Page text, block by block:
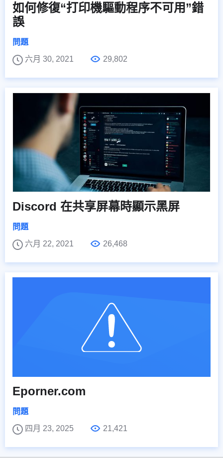
如何修復“打印機驅動程序不可用”錯
誤
問題
六月 30, 2021
29,802
Discord 在共享屏幕時顯示黑屏
問題
六月 22, 2021
26,468
Eporner.com
問題
四月 23, 2025
21,421